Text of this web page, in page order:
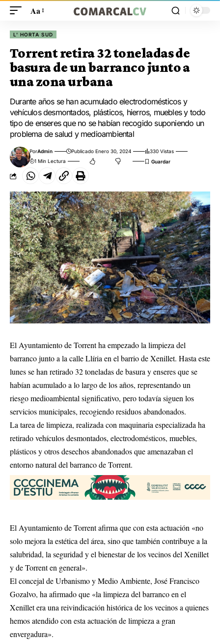
Aa
L' HORTA SUD
Torrent retira 32 toneladas de
basura de un barranco junto a
una zona urbana
Durante años se han acumulado electrodomésticos y
vehículos desmontados, plásticos, hierros, muebles y todo
tipo de enseres que no se habían recogido suponiendo un
problema de salud y medioambiental
PorAdmin Publicado Enero 30, 2024
330 Vistas
1 Min Lectura
El Ayuntamiento de Torrent ha empezado la limpieza del
barranco junto a la calle Llíria en el barrio de Xenillet. Hasta este
lunes se han retirado 32 toneladas de basura y enseres que se
habían acumulado a lo largo de los años, representando un
riesgo medioambiental significativo, pero todavía siguen los
servicios municipales, recogiendo residuos abandonados.
La tarea de limpieza, realizada con maquinaria especializada ha
retirado vehículos desmontados, electrodomésticos, muebles,
plásticos y otros desechos abandonados que amenazaban el
entorno natural del barranco de Torrent.
El Ayuntamiento de Torrent afirma que con esta actuación «no
solo mejora la estética del área, sino que también contribuye a la
salubridad, la seguridad y el bienestar de los vecinos del Xenillet
y de Torrent en general».
El concejal de Urbanismo y Medio Ambiente, José Francisco
Gozalvo, ha afirmado que «la limpieza del barranco en el
Xenillet era una reivindicación histórica de los vecinos a quienes
hemos atendido con esta actuación de limpieza a gran
envergadura».